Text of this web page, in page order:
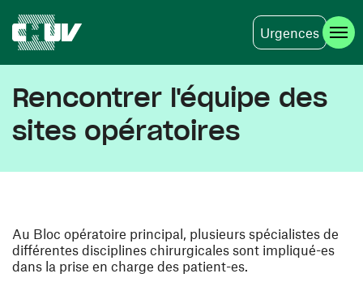
Urgences
Rencontrer l'équipe des
sites opératoires
Au Bloc opératoire principal, plusieurs spécialistes de
différentes disciplines chirurgicales sont impliqué-es
dans la prise en charge des patient-es.